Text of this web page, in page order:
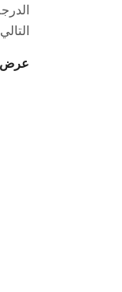
عرض ⁦4⁩ من كل